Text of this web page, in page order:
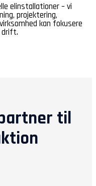
elinstallationer – vi
projektering,
kan fokusere
drift.
til